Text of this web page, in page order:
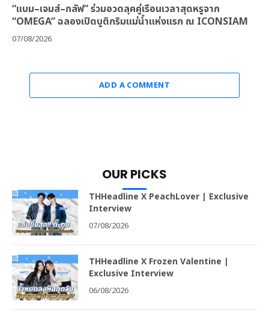
“แบม–เจมส์–กลัฟ” ร่วมอวดลุคคู่เรือนเวลาสุดหรูจาก
“OMEGA” ฉลองเปิดบูติกริมแม่น้ำแห่งแรก ณ ICONSIAM
07/08/2026
ADD A COMMENT
OUR PICKS
THHeadline X PeachLover | Exclusive
Interview
07/08/2026
THHeadline X Frozen Valentine |
Exclusive Interview
06/08/2026